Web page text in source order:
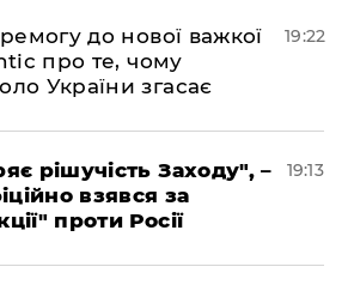
до нової важкої
про те, чому
України згасає
19:22
рішучість Заходу", –
взявся за
проти Росії
19:13